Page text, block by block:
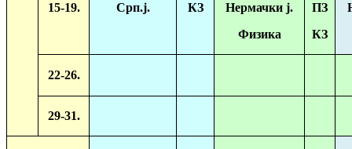
15-19. Срп.ј. КЗ
Нермачки ј.
Физика
ПЗ
КЗ
22-26.
29-31.